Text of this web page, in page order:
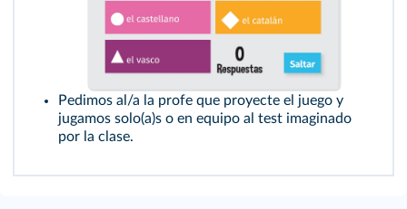
Pedimos al/a la profe que proyecte el juego y
jugamos solo(a)s o en equipo al test imaginado
por la clase.